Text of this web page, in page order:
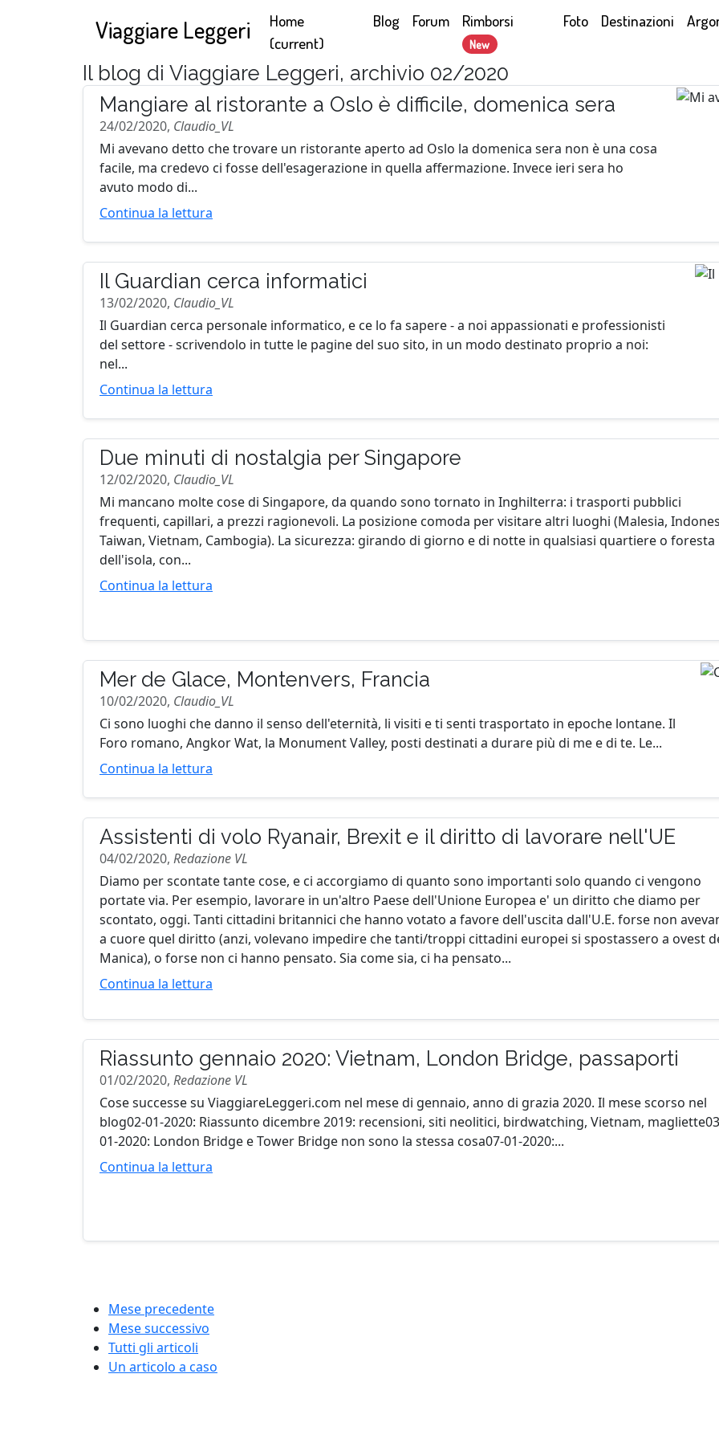
Viaggiare Leggeri
Home
(current)
Blog Forum Rimborsi
New
Foto Destinazioni
Il blog di Viaggiare Leggeri, archivio 02/2020
Mangiare al ristorante a Oslo è difficile, domenica sera
24/02/2020, Claudio_VL
Mi avevano detto che trovare un ristorante aperto ad Oslo la domenica sera non è una cosa
facile, ma credevo ci fosse dell'esagerazione in quella affermazione. Invece ieri sera ho
avuto modo di...
Continua la lettura
Il Guardian cerca informatici
13/02/2020, Claudio_VL
Il Guardian cerca personale informatico, e ce lo fa sapere - a noi appassionati e professionisti
del settore - scrivendolo in tutte le pagine del suo sito, in un modo destinato proprio a noi:
nel...
Continua la lettura
Due minuti di nostalgia per Singapore
12/02/2020, Claudio_VL
Mi mancano molte cose di Singapore, da quando sono tornato in Inghilterra: i trasporti pubblici
frequenti, capillari, a prezzi ragionevoli. La posizione comoda per visitare altri luoghi (Malesia,
Taiwan, Vietnam, Cambogia). La sicurezza: girando di giorno e di notte in qualsiasi quartiere o foresta
dell'isola, con...
Continua la lettura
Mer de Glace, Montenvers, Francia
10/02/2020, Claudio_VL
Ci sono luoghi che danno il senso dell'eternità, li visiti e ti senti trasportato in epoche lontane. Il
Foro romano, Angkor Wat, la Monument Valley, posti destinati a durare più di me e di te. Le...
Continua la lettura
Assistenti di volo Ryanair, Brexit e il diritto di lavorare nell'UE
04/02/2020, Redazione VL
Diamo per scontate tante cose, e ci accorgiamo di quanto sono importanti solo quando ci vengono
portate via. Per esempio, lavorare in un'altro Paese dell'Unione Europea e' un diritto che diamo per
scontato, oggi. Tanti cittadini britannici che hanno votato a favore dell'uscita dall'U.E. forse non
a cuore quel diritto (anzi, volevano impedire che tanti/troppi cittadini europei si spostassero a ovest
Manica), o forse non ci hanno pensato. Sia come sia, ci ha pensato...
Continua la lettura
Riassunto gennaio 2020: Vietnam, London Bridge, passaporti
01/02/2020, Redazione VL
Cose successe su ViaggiareLeggeri.com nel mese di gennaio, anno di grazia 2020. Il mese scorso nel
blog02-01-2020: Riassunto dicembre 2019: recensioni, siti neolitici, birdwatching, Vietnam,
01-2020: London Bridge e Tower Bridge non sono la stessa cosa07-01-2020:...
Continua la lettura
Mese precedente
Mese successivo
Tutti gli articoli
Un articolo a caso